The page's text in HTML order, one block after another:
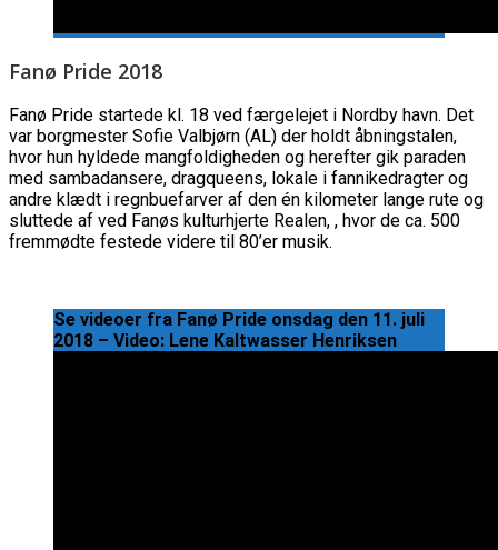
Fanø Pride 2018
Fanø Pride startede kl. 18 ved færgelejet i Nordby havn. Det
var borgmester Sofie Valbjørn (AL) der holdt åbningstalen,
hvor hun hyldede mangfoldigheden og herefter gik paraden
med sambadansere, dragqueens, lokale i fannikedragter og
andre klædt i regnbuefarver af den én kilometer lange rute og
sluttede af ved Fanøs kulturhjerte Realen, , hvor de ca. 500
fremmødte festede videre til 80’er musik.
Se videoer fra Fanø Pride onsdag den 11. juli
2018 – Video: Lene Kaltwasser Henriksen